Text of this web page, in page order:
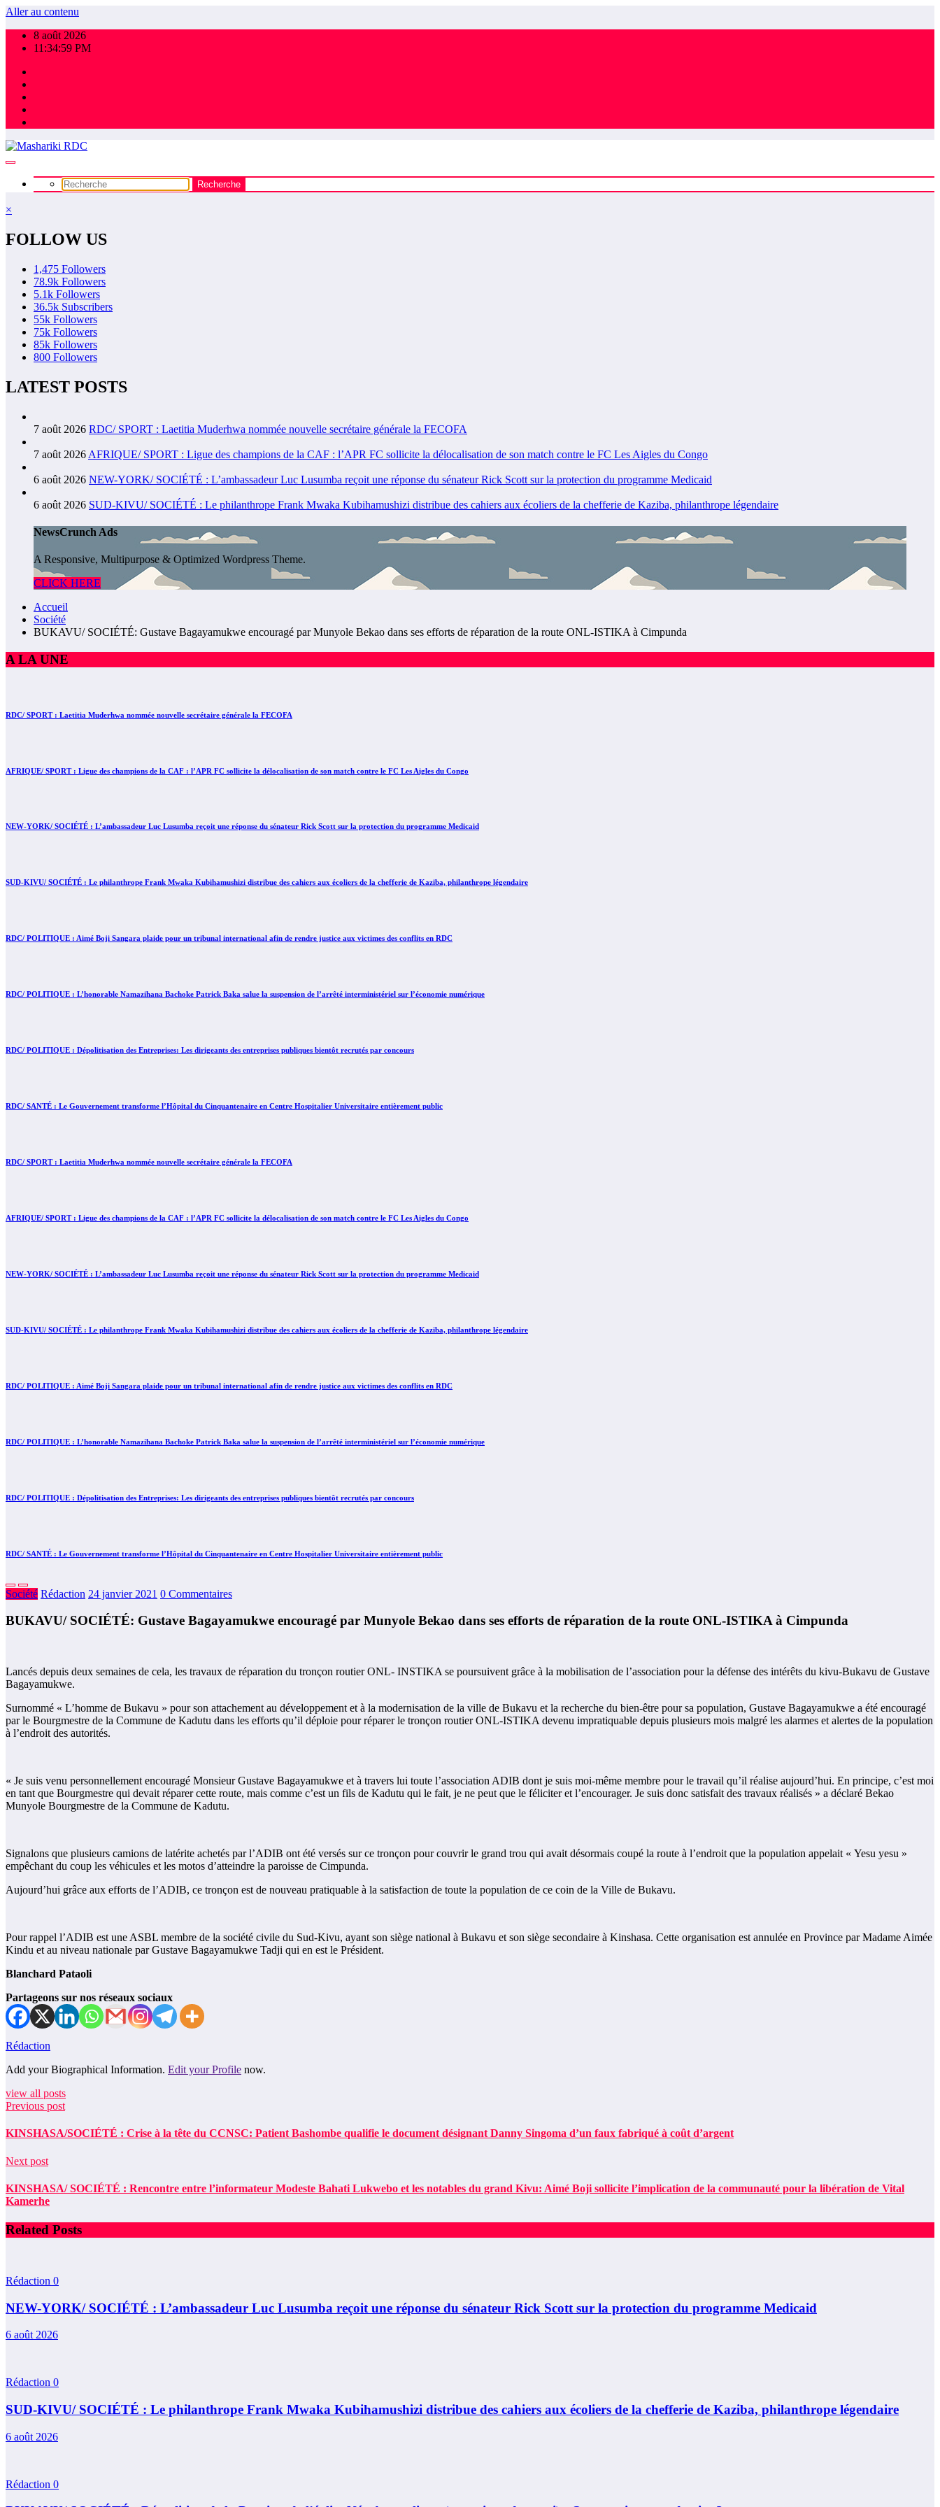
Aller au contenu
8 août 2026
11:35:00 PM
×
FOLLOW US
1,475 Followers
78.9k Followers
5.1k Followers
36.5k Subscribers
55k Followers
75k Followers
85k Followers
800 Followers
LATEST POSTS
7 août 2026 RDC/ SPORT : Laetitia Muderhwa nommée nouvelle secrétaire générale la FECOFA
7 août 2026 AFRIQUE/ SPORT : Ligue des champions de la CAF : l’APR FC sollicite la délocalisation de son match contre le FC Les Aigles du Congo
6 août 2026 NEW-YORK/ SOCIÉTÉ : L’ambassadeur Luc Lusumba reçoit une réponse du sénateur Rick Scott sur la protection du programme Medicaid
6 août 2026 SUD-KIVU/ SOCIÉTÉ : Le philanthrope Frank Mwaka Kubihamushizi distribue des cahiers aux écoliers de la chefferie de Kaziba, philanthrope légendaire
NewsCrunch Ads
A Responsive, Multipurpose & Optimized Wordpress Theme.
CLICK HERE
Accueil
Société
BUKAVU/ SOCIÉTÉ: Gustave Bagayamukwe encouragé par Munyole Bekao dans ses efforts de réparation de la route ONL-ISTIKA à Cimpunda
A LA UNE
RDC/ SPORT : Laetitia Muderhwa nommée nouvelle secrétaire générale la FECOFA
AFRIQUE/ SPORT : Ligue des champions de la CAF : l’APR FC sollicite la délocalisation de son match contre le FC Les Aigles du Congo
NEW-YORK/ SOCIÉTÉ : L’ambassadeur Luc Lusumba reçoit une réponse du sénateur Rick Scott sur la protection du programme Medicaid
SUD-KIVU/ SOCIÉTÉ : Le philanthrope Frank Mwaka Kubihamushizi distribue des cahiers aux écoliers de la chefferie de Kaziba, philanthrope légendaire
RDC/ POLITIQUE : Aimé Boji Sangara plaide pour un tribunal international afin de rendre justice aux victimes des conflits en RDC
RDC/ POLITIQUE : L’honorable Namazihana Bachoke Patrick Baka salue la suspension de l’arrêté interministériel sur l’économie numérique
RDC/ POLITIQUE : Dépolitisation des Entreprises: Les dirigeants des entreprises publiques bientôt recrutés par concours
RDC/ SANTÉ : Le Gouvernement transforme l’Hôpital du Cinquantenaire en Centre Hospitalier Universitaire entièrement public
RDC/ SPORT : Laetitia Muderhwa nommée nouvelle secrétaire générale la FECOFA
AFRIQUE/ SPORT : Ligue des champions de la CAF : l’APR FC sollicite la délocalisation de son match contre le FC Les Aigles du Congo
NEW-YORK/ SOCIÉTÉ : L’ambassadeur Luc Lusumba reçoit une réponse du sénateur Rick Scott sur la protection du programme Medicaid
SUD-KIVU/ SOCIÉTÉ : Le philanthrope Frank Mwaka Kubihamushizi distribue des cahiers aux écoliers de la chefferie de Kaziba, philanthrope légendaire
RDC/ POLITIQUE : Aimé Boji Sangara plaide pour un tribunal international afin de rendre justice aux victimes des conflits en RDC
RDC/ POLITIQUE : L’honorable Namazihana Bachoke Patrick Baka salue la suspension de l’arrêté interministériel sur l’économie numérique
RDC/ POLITIQUE : Dépolitisation des Entreprises: Les dirigeants des entreprises publiques bientôt recrutés par concours
RDC/ SANTÉ : Le Gouvernement transforme l’Hôpital du Cinquantenaire en Centre Hospitalier Universitaire entièrement public
Société Rédaction 24 janvier 2021 0 Commentaires
BUKAVU/ SOCIÉTÉ: Gustave Bagayamukwe encouragé par Munyole Bekao dans ses efforts de réparation de la route ONL-ISTIKA à Cimpunda
Lancés depuis deux semaines de cela, les travaux de réparation du tronçon routier ONL- INSTIKA se poursuivent grâce à la mobilisation de l’association pour la défense des intérêts du kivu-Bukavu de Gustave
Bagayamukwe.
Surnommé « L’homme de Bukavu » pour son attachement au développement et à la modernisation de la ville de Bukavu et la recherche du bien-être pour sa population, Gustave Bagayamukwe a été encouragé
par le Bourgmestre de la Commune de Kadutu dans les efforts qu’il déploie pour réparer le tronçon routier ONL-ISTIKA devenu impratiquable depuis plusieurs mois malgré les alarmes et alertes de la population
à l’endroit des autorités.
« Je suis venu personnellement encouragé Monsieur Gustave Bagayamukwe et à travers lui toute l’association ADIB dont je suis moi-même membre pour le travail qu’il réalise aujourd’hui. En principe, c’est moi
en tant que Bourgmestre qui devait réparer cette route, mais comme c’est un fils de Kadutu qui le fait, je ne peut que le féliciter et l’encourager. Je suis donc satisfait des travaux réalisés » a déclaré Bekao
Munyole Bourgmestre de la Commune de Kadutu.
Signalons que plusieurs camions de latérite achetés par l’ADIB ont été versés sur ce tronçon pour couvrir le grand trou qui avait désormais coupé la route à l’endroit que la population appelait « Yesu yesu »
empêchant du coup les véhicules et les motos d’atteindre la paroisse de Cimpunda.
Aujourd’hui grâce aux efforts de l’ADIB, ce tronçon est de nouveau pratiquable à la satisfaction de toute la population de ce coin de la Ville de Bukavu.
Pour rappel l’ADIB est une ASBL membre de la société civile du Sud-Kivu, ayant son siège national à Bukavu et son siège secondaire à Kinshasa. Cette organisation est annulée en Province par Madame Aimée
Kindu et au niveau nationale par Gustave Bagayamukwe Tadji qui en est le Président.
Blanchard Pataoli
Partageons sur nos réseaux sociaux
Rédaction
Add your Biographical Information. Edit your Profile now.
view all posts
Previous post
KINSHASA/SOCIÉTÉ : Crise à la tête du CCNSC: Patient Bashombe qualifie le document désignant Danny Singoma d’un faux fabriqué à coût d’argent
Next post
KINSHASA/ SOCIÉTÉ : Rencontre entre l’informateur Modeste Bahati Lukwebo et les notables du grand Kivu: Aimé Boji sollicite l’implication de la communauté pour la libération de Vital
Kamerhe
Related Posts
Rédaction 0
NEW-YORK/ SOCIÉTÉ : L’ambassadeur Luc Lusumba reçoit une réponse du sénateur Rick Scott sur la protection du programme Medicaid
6 août 2026
Rédaction 0
SUD-KIVU/ SOCIÉTÉ : Le philanthrope Frank Mwaka Kubihamushizi distribue des cahiers aux écoliers de la chefferie de Kaziba, philanthrope légendaire
6 août 2026
Rédaction 0